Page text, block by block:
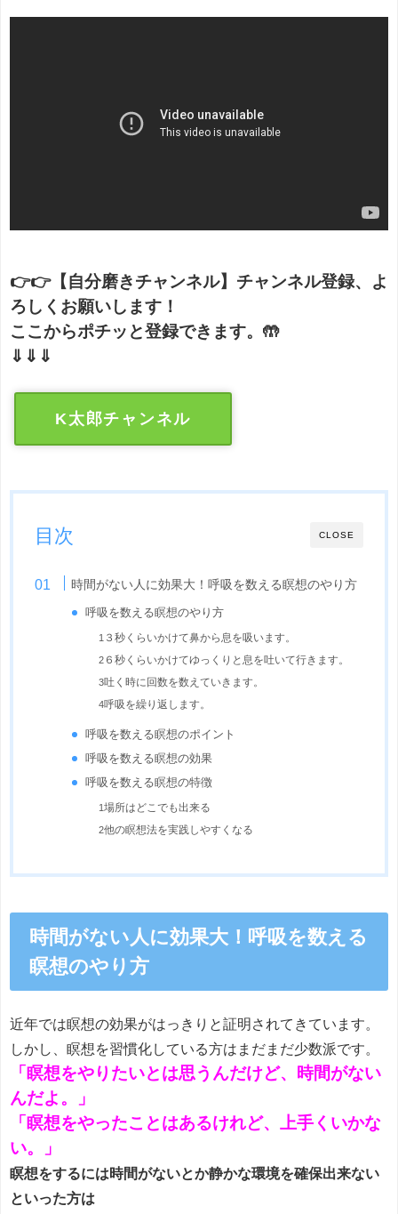
👉👉【自分磨きチャンネル】チャンネル登録、よ
ろしくお願いします！
ここからポチッと登録できます。🤲
⇓⇓⇓
K太郎チャンネル
CLOSE
目次
時間がない人に効果大！呼吸を数える瞑想のやり方
呼吸を数える瞑想のやり方
1 ３秒くらいかけて鼻から息を吸います。
2 ６秒くらいかけてゆっくりと息を吐いて行きます。
3吐く時に回数を数えていきます。
4呼吸を繰り返します。
呼吸を数える瞑想のポイント
呼吸を数える瞑想の効果
呼吸を数える瞑想の特徴
1場所はどこでも出来る
2他の瞑想法を実践しやすくなる
時間がない人に効果大！呼吸を数える
瞑想のやり方
近年では瞑想の効果がはっきりと証明されてきています。
しかし、瞑想を習慣化している方はまだまだ少数派です。
「瞑想をやりたいとは思うんだけど、時間がない
んだよ。」
「瞑想をやったことはあるけれど、上手くいかな
い。」
瞑想をするには時間がないとか静かな環境を確保出来ない
といった方は